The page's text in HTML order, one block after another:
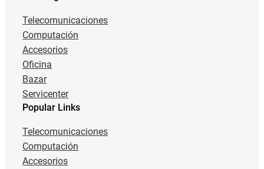
Telecomunicaciones
Computación
Accesorios
Oficina
Bazar
Servicenter
Popular Links
Telecomunicaciones
Computación
Accesorios